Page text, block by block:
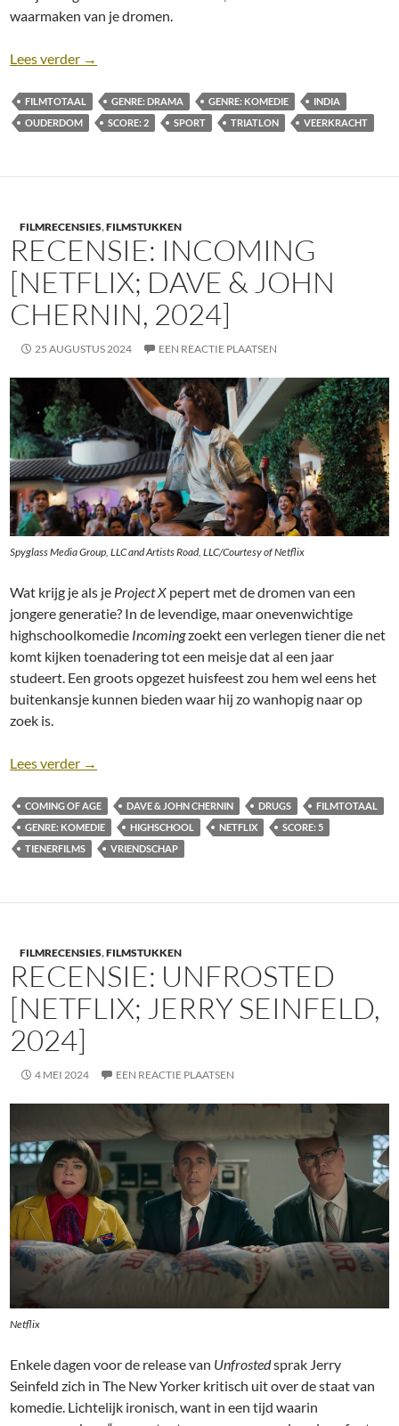
waarmaken van je dromen.
Lees verder Recensie: Vijay 69 (Netflix; Akshay Roy, 2024]
→
FILMTOTAAL GENRE: DRAMA GENRE: KOMEDIE
INDIA
OUDERDOM
SCORE: 2 SPORT TRIATLON VEERKRACHT
FILMRECENSIES,FILMSTUKKEN
RECENSIE: INCOMING
[NETFLIX; DAVE & JOHN
CHERNIN, 2024]
25 AUGUSTUS 2024 EEN REACTIE PLAATSEN
Spyglass Media Group, LLC and Artists Road, LLC/Courtesy of Netflix
Wat krijg je als je Project X pepert met de dromen van een
jongere generatie? In de levendige, maar onevenwichtige
highschoolkomedie Incomingzoekt een verlegen tiener die net
komt kijken toenadering tot een meisje dat al een jaar
studeert. Een groots opgezet huisfeest zou hem wel eens het
buitenkansje kunnen bieden waar hij zo wanhopig naar op
zoek is.
Lees verder Recensie: Incoming [Netflix; Dave & John Chernin,
→
COMING OF AGE DAVE & JOHN CHERNIN DRUGS
FILMTOTAAL
GENRE: KOMEDIE
HIGHSCHOOL NETFLIX
SCORE: 5
TIENERFILMS
VRIENDSCHAP
FILMRECENSIES,FILMSTUKKEN
RECENSIE: UNFROSTED
[NETFLIX; JERRY SEINFELD,
2024]
4 MEI 2024 EEN REACTIE PLAATSEN
Netflix
Enkele dagen voor de release van Unfrostedsprak Jerry
Seinfeld zich in The New Yorker kritisch uit over de staat van
komedie. Lichtelijk ironisch, want in een tijd waarin